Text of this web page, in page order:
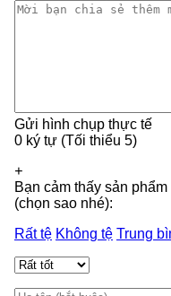
Gửi hình chụp thực tế
0 ký tự (Tối thiểu 5)
+
Bạn cảm thấy sản
(chọn sao nhé):
Rất tệ Không tệ Trung